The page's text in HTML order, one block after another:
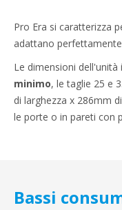
Pro Era si caratterizza
adattano
Le dimensioni
minimo, le taglie 25 e
di larghezza x 286mm
le porte o in pareti con
Bassi